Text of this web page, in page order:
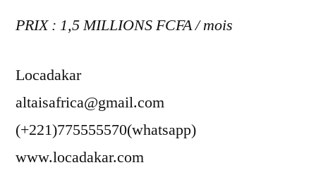
PRIX : 1,5 MILLIONS FCFA / mois
Locadakar
altaisafrica@gmail.com
(+221)775555570(whatsapp)
www.locadakar.com